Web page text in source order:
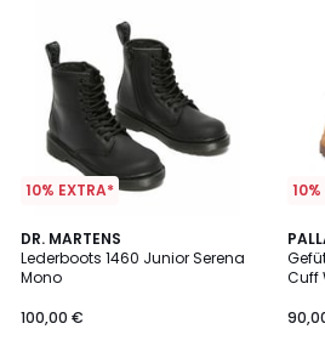
10% EXTRA*
DR. MARTENS
Lederboots 1460 Junior Serena
Mono
100,00 €
4,5
/ 5
Cuff
4
/
5